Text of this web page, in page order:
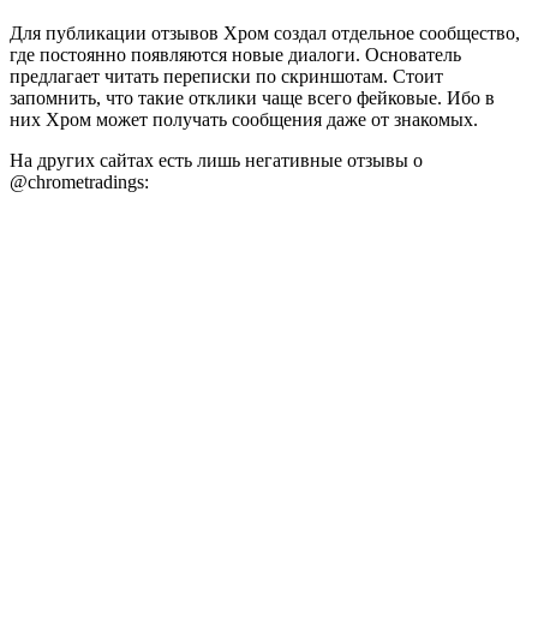
Для публикации отзывов Хром создал отдельное сообщество,
где постоянно появляются новые диалоги. Основатель
предлагает читать переписки по скриншотам. Стоит
запомнить, что такие отклики чаще всего фейковые. Ибо в
них Хром может получать сообщения даже от знакомых.
На других сайтах есть лишь негативные отзывы о
@chrometradings: